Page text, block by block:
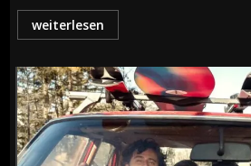
weiterlesen